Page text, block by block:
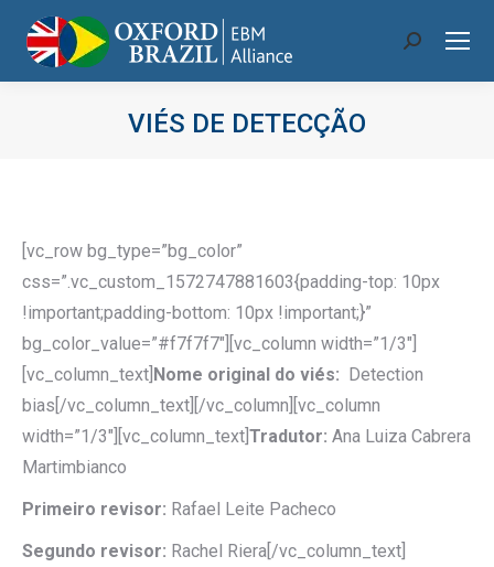
Search:
VIÉS DE DETECÇÃO
[vc_row bg_type=”bg_color”
css=”.vc_custom_1572747881603{padding-top: 10px
!important;padding-bottom: 10px !important;}”
bg_color_value=”#f7f7f7″][vc_column width=”1/3″]
[vc_column_text] Nome original do viés: Detection
bias[/vc_column_text][/vc_column][vc_column
width=”1/3″][vc_column_text] Tradutor: Ana Luiza Cabrera
Martimbianco
Primeiro revisor: Rafael Leite Pacheco
Segundo revisor: Rachel Riera[/vc_column_text]